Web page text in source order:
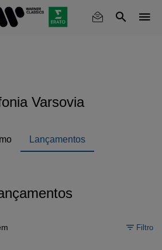
Varsovia
Lançamentos
Filtro